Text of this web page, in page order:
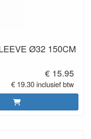
Ø32 150CM
€ 15.95
€ 19.30 inclusief btw